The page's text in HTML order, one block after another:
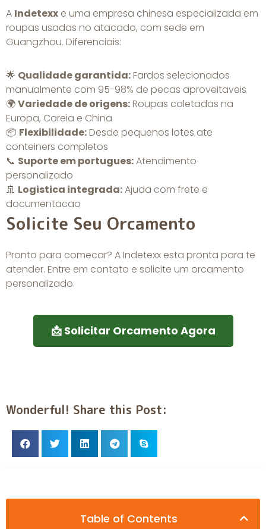
A Indetexx e uma empresa chinesa especializada em
roupas usadas no atacado, com sede em
Guangzhou. Diferenciais:
🌟 Qualidade garantida:Fardos selecionados
manualmente com 95-98% de pecas aproveitaveis
🌍Variedade de origens:Roupas coletadas na
Europa, Coreia e China
📦 Flexibilidade:Desde pequenos lotes ate
conteiners completos
📞 Suporte em portugues:Atendimento
personalizado
🚢 Logistica integrada:Ajuda com frete e
documentacao
Solicite Seu Orcamento
Pronto para comecar? AIndetexx esta pronta para te
atender. Entre em contato e solicite um orcamento
personalizado.
📩 Solicitar Orcamento Agora
Wonderful! Share this Post:
Table of Contents